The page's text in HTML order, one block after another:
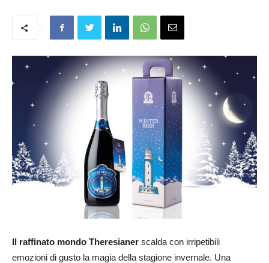
Il raffinato mondo Theresianer scalda con irripetibili
emozioni di gusto la magia della stagione invernale. Una